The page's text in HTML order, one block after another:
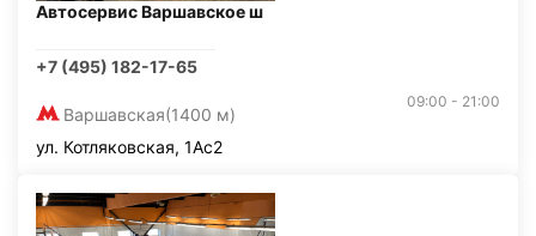
Автосервис Варшавское ш
+7 (495) 182-17-65
Варшавская(1400 м)
09:00 - 21:00
ул. Котляковская, 1Ас2